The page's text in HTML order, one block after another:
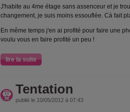
J'habite au 4me étage sans assenceur et je
changement, je suis moins essouflée. Cà fait
En même temps j'en ai profité pour faire une
voulu vous en faire profité un peu !
lire la suite
Tentation
publié le 10/05/2012 à 07:43